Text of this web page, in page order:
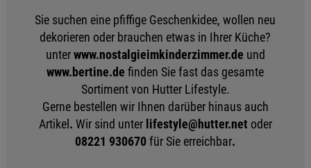
Sie suchen eine pfiffige Geschenkidee, wollen neu
dekorieren oder brauchen etwas in Ihrer Küche?
unterwww.nostalgieimkinderzimmer.de und
www.bertine.de finden Sie fast das gesamte
Sortiment von Hutter Lifestyle.
Gerne bestellen wir Ihnen darüber hinaus auch
Artikel. Wir sind unterlifestyle@hutter.net oder
08221 930670für Sie erreichbar.